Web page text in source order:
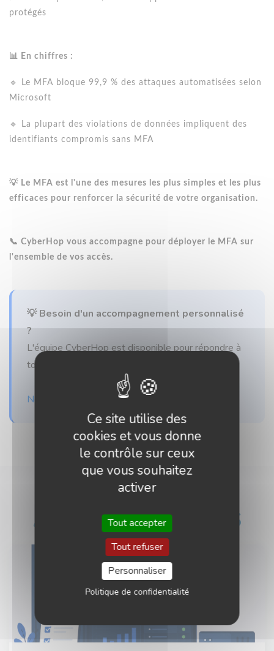
Ce site utilise des
cookies et vous donne
le contrôle sur ceux
que vous souhaitez
activer
Tout accepter
Tout refuser
Personnaliser
Politique de confidentialité
protégés
📊 En chiffres :
🔹 Le MFA bloque 99,9 % des attaques automatisées selon
Microsoft
🔹 La plupart des violations de données impliquent des
identifiants compromis sans MFA
💡 Le MFA est l'une des mesures les plus simples et les plus
efficaces pour renforcer la sécurité de votre organisation.
📞 CyberHop vous accompagne pour déployer le MFA sur
l'ensemble de vos accès.
💡 Besoin d'un accompagnement personnalisé
?
L'équipe CyberHop est disponible pour répondre à
toutes vos questions informatique.
Nous contacter
ARTICLES SIMILAIRES